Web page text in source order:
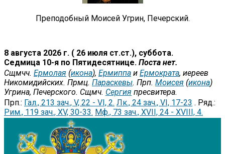
Преподобный Моисей Угрин, Печерский.
8 августа 2026 г. ( 26 июля ст.ст.), суббота.
Седмица 10-я по Пятидесятнице. Поста нет.
Сщмчч. Ермолая (икона), Ермиппа и Ермократа, иереев
Никомидийских. Прмц. Параскевы. Прп. Моисея (икона)
Угрина, Печерского. Сщмч. Сергия пресвитера.
Прп.: Гал., 213 зач., V, 22 - VI, 2. Лк., 24 зач., VI, 17-23 . Ряд.:
Рим., 119 зач., XV, 30-33. Мф., 73 зач., XVII, 24 - XVIII, 4.